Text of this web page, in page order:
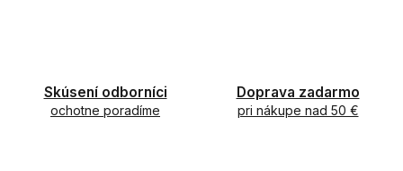
Skúsení odborníci
ochotne poradíme
Doprava zadarmo
pri nákupe nad 50 €